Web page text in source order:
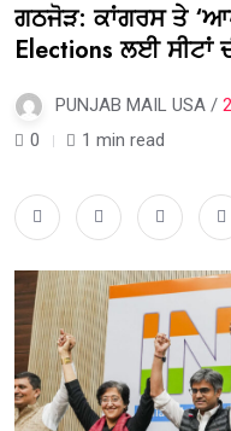
ਗਠਜੋੜ: ਕਾਂਗਰਸ ਤੇ
Elections ਲਈ ਸੀਟਾਂ
PUNJAB MAIL USA /
0
1 min read